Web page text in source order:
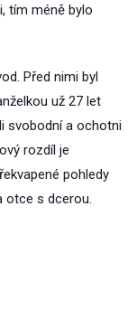
tím méně bylo
Před nimi byl
už 27 let
svobodní a ochotni
rozdíl je
pohledy
otce s dcerou.